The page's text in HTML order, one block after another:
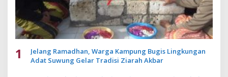
1
Jelang Ramadhan, Warga Kampung Bugis Lingkungan
Adat Suwung Gelar Tradisi Ziarah Akbar